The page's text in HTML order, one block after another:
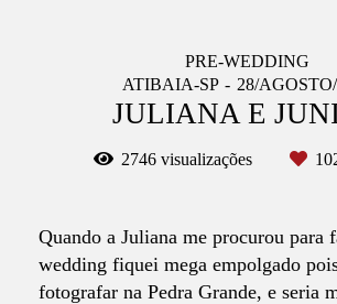
PRE-WEDDING
ATIBAIA-SP
28/
JULIANA E
2746 visualizações
Quando a Juliana me procurou para
wedding fiquei mega empolgado
fotografar na Pedra Grande, e seria